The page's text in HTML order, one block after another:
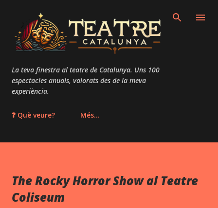
La teva finestra al teatre de Catalunya. Uns 100
espectacles anuals, valorats des de la meva
experiència.
❓ Què veure? Més…
The Rocky Horror Show al Teatre
Coliseum